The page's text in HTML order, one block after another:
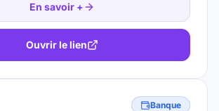
En savoir +
Ouvrir le lien
Banque